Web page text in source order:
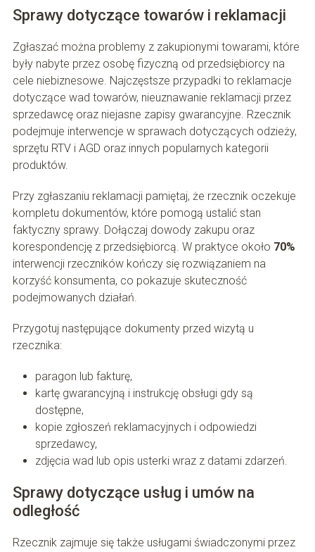
Sprawy dotyczące towarów i reklamacji
Zgłaszać można problemy z zakupionymi towarami, które
były nabyte przez osobę fizyczną od przedsiębiorcy na
cele niebiznesowe. Najczęstsze przypadki to reklamacje
dotyczące wad towarów, nieuznawanie reklamacji przez
sprzedawcę oraz niejasne zapisy gwarancyjne. Rzecznik
podejmuje interwencje w sprawach dotyczących odzieży,
sprzętu RTV i AGD oraz innych popularnych kategorii
produktów.
Przy zgłaszaniu reklamacji pamiętaj, że rzecznik oczekuje
kompletu dokumentów, które pomogą ustalić stan
faktyczny sprawy. Dołączaj dowody zakupu oraz
korespondencję z przedsiębiorcą. W praktyce około 70%
interwencji rzeczników kończy się rozwiązaniem na
korzyść konsumenta, co pokazuje skuteczność
podejmowanych działań.
Przygotuj następujące dokumenty przed wizytą u
rzecznika:
paragon lub fakturę,
kartę gwarancyjną i instrukcję obsługi gdy są
dostępne,
kopie zgłoszeń reklamacyjnych i odpowiedzi
sprzedawcy,
zdjęcia wad lub opis usterki wraz z datami zdarzeń.
Sprawy dotyczące usług i umów na
odległość
Rzecznik zajmuje się także usługami świadczonymi przez